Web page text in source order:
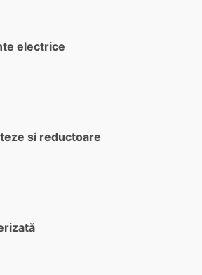
electrice
si reductoare